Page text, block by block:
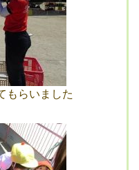
もらいました